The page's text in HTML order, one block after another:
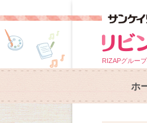
RIZAPグループ
ホ